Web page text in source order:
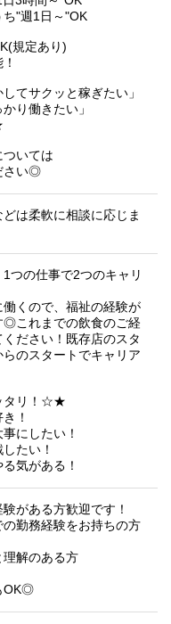
"週1日～"OK
規定あり)
てサクッと稼ぎたい」
り働きたい」
いては
さい◎
は柔軟に相談に応じま
つの仕事で2つのキャリ
くので、福祉の経験が
◎これまでの飲食のご経
ださい！既存店のスタ
のスタートでキャリア
タリ！☆★
！
にしたい！
たい！
気がある！
がある方歓迎です！
勤務経験をお持ちの方
解のある方
OK◎